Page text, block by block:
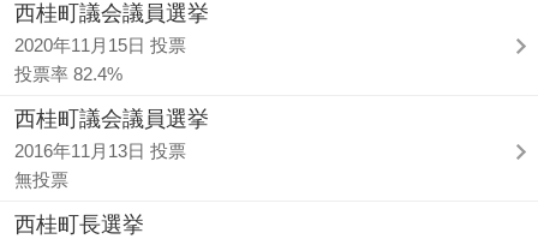
西桂町議会議員選挙
2020年11月15日 投票
投票率 82.4%
西桂町議会議員選挙
2016年11月13日 投票
無投票
西桂町長選挙